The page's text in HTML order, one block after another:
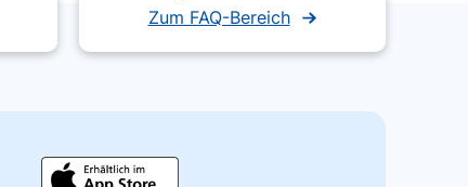
Zum FAQ-Bereich